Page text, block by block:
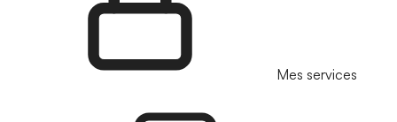
Mes services